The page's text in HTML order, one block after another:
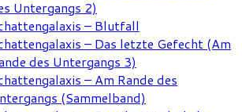
Untergangs 2)
– Blutfall
– Das letzte Gefecht (Am
des Untergangs 3)
– Am Rande des
(Sammelband)